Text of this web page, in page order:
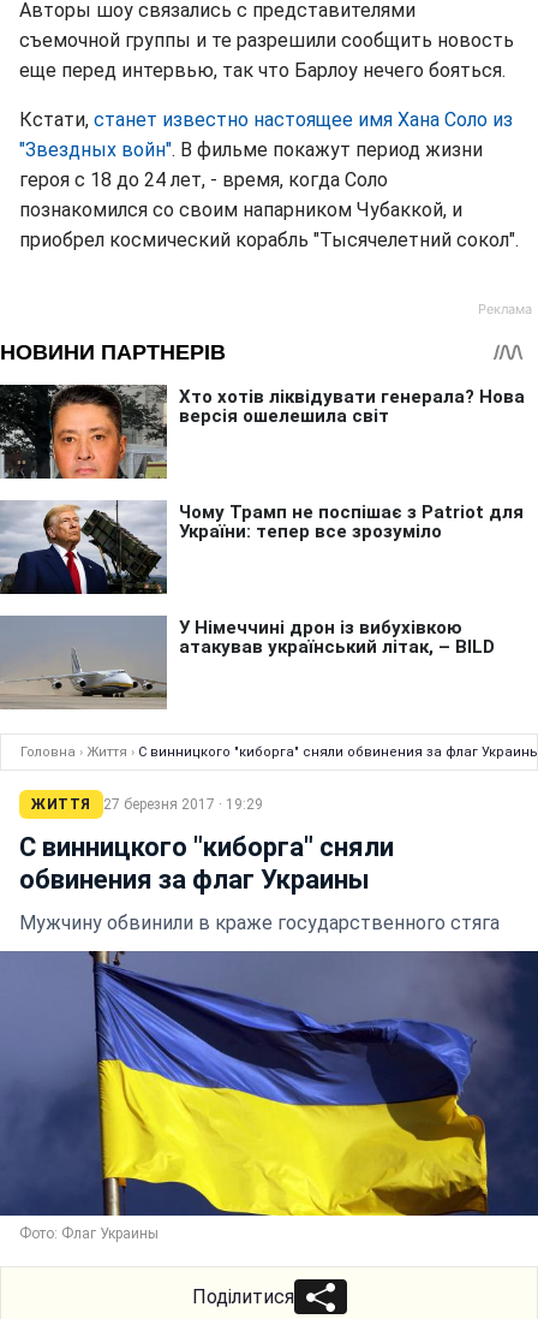
Авторы шоу связались с представителями
съемочной группы и те разрешили сообщить новость
еще перед интервью, так что Барлоу нечего бояться.
Кстати, станет известно настоящее имя Хана Соло из
"Звездных войн". В фильме покажут период жизни
героя с 18 до 24 лет, - время, когда Соло
познакомился со своим напарником Чубаккой, и
приобрел космический корабль "Тысячелетний сокол".
Головна › Життя › С винницкого "киборга" сняли обвинения за флаг
ЖИТТЯ 27 березня 2017 · 19:29
С винницкого "киборга" сняли
обвинения за флаг Украины
Мужчину обвинили в краже государственного стяга
Фото: Флаг Украины
Поділитися